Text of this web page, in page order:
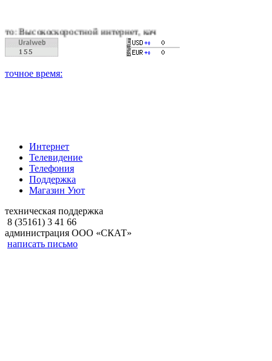
интернет, качественное цифровое и кабельное
Интернет
Телевидение
Телефония
Поддержка
Магазин Уют
техническая поддержка
8 (35161) 3 41 66
администрация ООО «СКАТ»
написать письмо